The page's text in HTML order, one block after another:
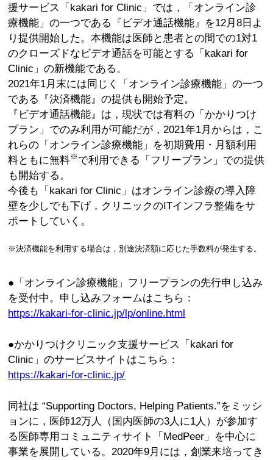
援サービス「kakari for Clinic」では，「オンライン診
療機能」の一つである『ビデオ通話機能』を12月8日よ
り提供開始した。本機能は医師と患者との間での1対1
のクローズドなビデオ通話を可能とする「kakari for
Clinic」の新機能である。
2021年1月末には同じく「オンライン診療機能」の一つ
である『決済機能』の提供も開始予定。
『ビデオ通話機能』は，現状では有料の「かかりつけ
プラン」でのみ利用が可能だが，2021年1月からは，こ
れらの「オンライン診療機能」を初期費用・月額利用
料ともに無料※ で利用できる「フリープラン」での提供
も開始する。
今後も「kakari for Clinic」はオンライン診療の導入障
壁を少しでも下げ，クリニックのITインフラ整備をサ
ポートしていく。
※決済機能を利用する場合は，別途決済額に応じた手数料が発生する。
●「オンライン診療機能」フリープランの先行申し込み
を受付中。申し込みフォームはこちら：
https://kakari-for-clinic.jp/lp/online.html
●かかりつけクリニック支援サービス「kakari for
Clinic」のサービスサイトはこちら：
https://kakari-for-clinic.jp/
同社は “Supporting Doctors, Helping Patients.”をミッシ
ョンに，医師12万人（国内医師の3人に1人）が参加す
る医師専用コミュニティサイト「MedPeer」を中心に
事業を展開している。2020年9月には，創業来培ってき